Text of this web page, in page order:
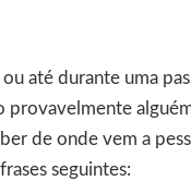
até durante uma
de onde vem a
seguintes: